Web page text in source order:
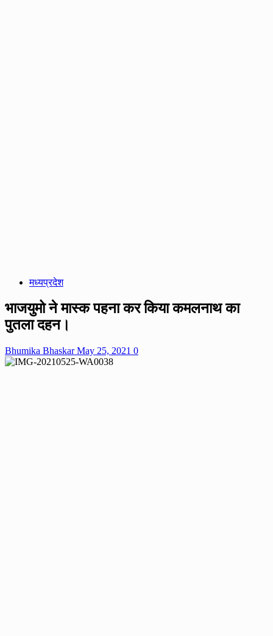
मध्यप्रदेश
भाजयुमो ने मास्क पहना कर किया कमलनाथ का
पुतला दहन।
Bhumika BhaskarMay 25, 2021 0